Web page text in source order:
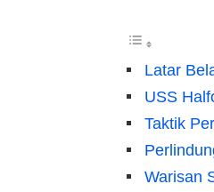
Latar
USS
Taktik
Warisan